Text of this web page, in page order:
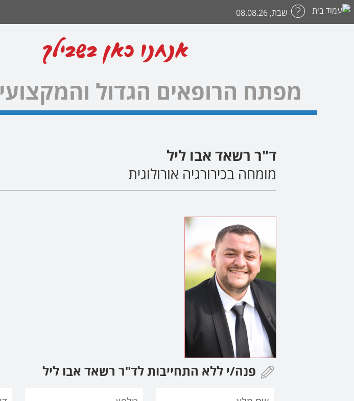
שבת, 08.08.26
אנחנו כאן בשבילך
מפתח הרופאים הגדול והמקצועי
ד"ר רשאד אבו ליל
מומחה בכירורגיה אורולוגית
פנה/י ללא התחייבות לד"ר רשאד אבו ליל